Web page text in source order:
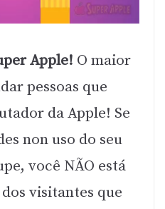
Apple! O maior
pessoas que
da Apple! Se
non uso do seu
você NÃO está
visitantes que